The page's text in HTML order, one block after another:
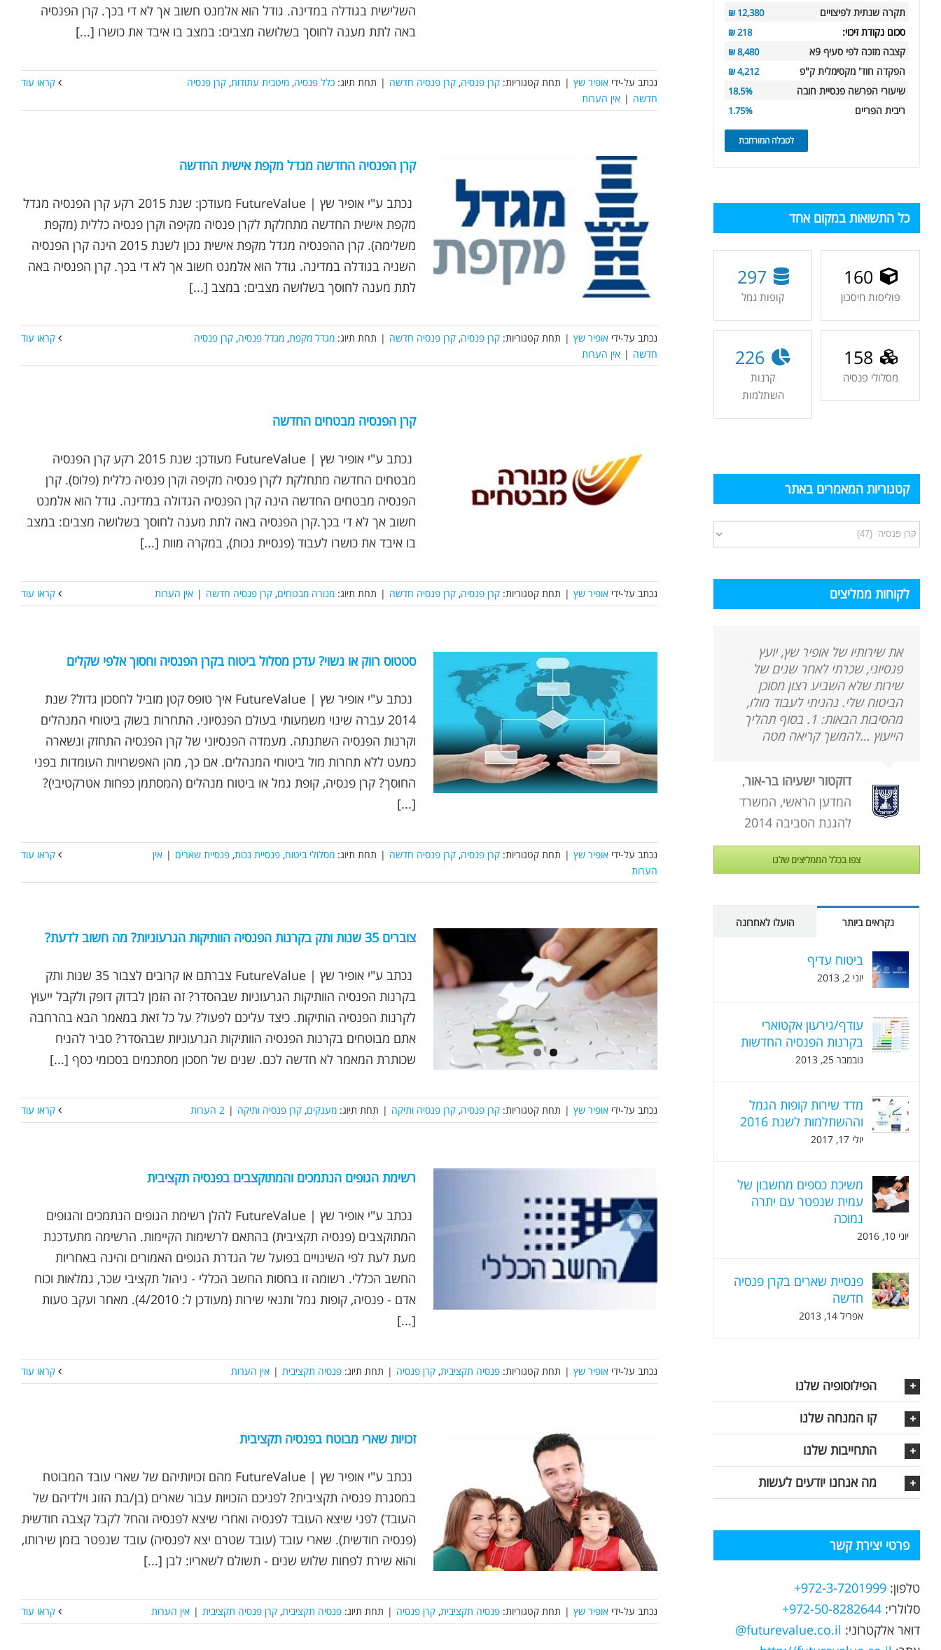
השלישית בגודלה במדינה. גודל הוא אלמנט חשוב אך לא די בכך. קרן הפנסיה
באה לתת מענה לחוסך בשלושה מצבים: במצב בו איבד את כושרו [...]
נכתב על-ידיאופיר שץ | תחת קטגוריות:קרן פנסיה,קרן פנסיה חדשה | תחת תיוג:כלל פנסיה,מיטבית עתודות,קרן פנסיה
חדשה | אין הערות
קראו עוד
קרן הפנסיה החדשה מגדל מקפת אישית החדשה
נכתב ע"י אופיר שץ | FutureValue מעודכן: שנת 2015 רקע קרן הפנסיה מגדל
מקפת אישית החדשה מתחלקת לקרן פנסיה מקיפה וקרן פנסיה כללית (מקפת
משלימה). קרן ההפנסיה מגדל מקפת אישית נכון לשנת 2015 הינה קרן הפנסיה
השניה בגודלה במדינה. גודל הוא אלמנט חשוב אך לא די בכך. קרן הפנסיה באה
לתת מענה לחוסך בשלושה מצבים: במצב [...]
נכתב על-ידיאופיר שץ | תחת קטגוריות:קרן פנסיה,קרן פנסיה חדשה | תחת תיוג:מגדל מקפת,מגדל פנסיה,קרן פנסיה
חדשה | אין הערות
קראו עוד
קרן הפנסיה מבטחים החדשה
נכתב ע"י אופיר שץ | FutureValue מעודכן: שנת 2015 רקע קרן הפנסיה
מבטחים החדשה מתחלקת לקרן פנסיה מקיפה וקרן פנסיה כללית (פלוס). קרן
הפנסיה מבטחים החדשה הינה קרן הפנסיה הגדולה במדינה. גודל הוא אלמנט
חשוב אך לא די בכך.קרן הפנסיה באה לתת מענה לחוסך בשלושה מצבים: במצב
בו איבד את כושרו לעבוד (פנסיית נכות), במקרה מוות [...]
נכתב על-ידיאופיר שץ | תחת קטגוריות:קרן פנסיה,קרן פנסיה חדשה | תחת תיוג:מנורה מבטחים,קרן פנסיה חדשה | אין הערות קראו עוד
סטטוס רווק או נשוי? עדכן מסלול ביטוח בקרן הפנסיה וחסוך אלפי שקלים
נכתב ע"י אופיר שץ | FutureValue איך טופס קטן מוביל לחסכון גדול? שנת
2014 עברה שינוי משמעותי בעולם הפנסיוני. התחרות בשוק ביטוחי המנהלים
וקרנות הפנסיה השתנתה. מעמדה הפנסיוני של קרן הפנסיה התחזק ונשארה
כמעט ללא תחרות מול ביטוחי המנהלים. אם כך, מהן האפשרויות העומדות בפני
החוסך? קרן פנסיה, קופת גמל או ביטוח מנהלים (המסתמן כפחות אטרקטיבי)?
[...]
נכתב על-ידיאופיר שץ | תחת קטגוריות:קרן פנסיה,קרן פנסיה חדשה | תחת תיוג:מסלולי ביטוח,פנסיית נכות,פנסיית שארים | אין
הערות
קראו עוד
צוברים 35 שנות ותק בקרנות הפנסיה הוותיקות הגרעוניות? מה חשוב לדעת?
נכתב ע"י אופיר שץ | FutureValue צברתם או קרובים לצבור 35 שנות ותק
בקרנות הפנסיה הוותיקות הגרעוניות שבהסדר? זה הזמן לבדוק דופק ולקבל ייעוץ
לקרנות הפנסיה הותיקות. כיצד עליכם לפעול? על כל זאת במאמר הבא בהרחבה
אתם מבוטחים בקרנות הפנסיה הוותיקות הגרעוניות שבהסדר? סביר להניח
שכותרת המאמר לא חדשה לכם. שנים של חסכון מסתכמים בסכומי כסף [...]
נכתב על-ידיאופיר שץ | תחת קטגוריות:קרן פנסיה,קרן פנסיה ותיקה | תחת תיוג:מענקים,קרן פנסיה ותיקה | 2 הערות קראו עוד
רשימת הגופים הנתמכים והמתוקצבים בפנסיה תקציבית
נכתב ע"י אופיר שץ | FutureValue להלן רשימת הגופים הנתמכים והגופים
המתוקצבים (פנסיה תקציבית) בהתאם לרשימות הקיימות. הרשימה מתעדכנת
מעת לעת לפי השינויים בפועל של הגדרת הגופים האמורים והינה באחריות
החשב הכללי. רשומה זו בחסות החשב הכללי - ניהול תקציבי שכר, גמלאות וכוח
אדם - פנסיה, קופות גמל ותנאי שירות (מעודכן ל: 4/2010). מאחר ועקב טעות
[...]
נכתב על-ידיאופיר שץ | תחת קטגוריות:פנסיה תקציבית,קרן פנסיה | תחת תיוג:פנסיה תקציבית | אין הערות קראו עוד
זכויות שארי מבוטח בפנסיה תקציבית
נכתב ע"י אופיר שץ | FutureValue מהם זכויותיהם של שארי עובד המבוטח
במסגרת פנסיה תקציבית? לפניכם הזכויות עבור שארים (בן/בת הזוג וילדיהם של
העובד) לפני שיצא העובד לפנסיה ואחרי שיצא לפנסיה והחל לקבל קצבה חודשית
(פנסיה חודשית). שארי עובד (עובד שטרם יצא לפנסיה) עובד שנפטר בזמן שירותו,
והוא שירת לפחות שלוש שנים - תשולם לשאריו: לבן [...]
נכתב על-ידיאופיר שץ | תחת קטגוריות:פנסיה תקציבית,קרן פנסיה | תחת תיוג:פנסיה תקציבית,קרן פנסיה תקציבית | אין הערות קראו עוד
תקרה שנתית לפיצויים 12,380 ₪
סכום נקודת זיכוי: 218 ₪
קצבה מזכה לפי סעיף 9א 8,480 ₪
הפקדה חוד' מקסימלית ק"פ 4,212 ₪
שיעורי הפרשה פנסיית חובה 18.5%
ריבית הפריים 1.75%
לטבלה המורחבת
כל התשואות במקום אחד
160
פוליסות חיסכון
158
מסלולי פנסיה
297
קופות גמל
226
קרנות
השתלמות
קטגוריות המאמרים באתר
קטגוריות
המאמרים
לקוחות ממליצים
את שירותיו של אופיר שץ, יועץ
פנסיוני, שכרתי לאחר שנים של
שירות שלא השביע רצון מסוכן
הביטוח שלי. נהניתי לעבוד מולו,
מהסיבות הבאות: 1. בסוף תהליך
הייעוץ …להמשך קריאה מטה
דוקטור ישעיהו בר-אור,
המדען הראשי, המשרד
להגנת הסביבה 2014
צפו בכלל הממליצים שלנו
נקראים ביותר הועלו לאחרונה
ביטוח עדיף
יוני 2, 2013
עודף/גירעון אקטוארי
בקרנות הפנסיה החדשות
נובמבר 25, 2013
מדד שירות קופות הגמל
וההשתלמות לשנת 2016
יולי 17, 2017
משיכת כספים מחשבון של
עמית שנפטר עם יתרה
נמוכה
יוני 10, 2016
פנסיית שארים בקרן פנסיה
חדשה
אפריל 14, 2013
הפילוסופיה שלנו
קו המנחה שלנו
התחייבות שלנו
מה אנחנו יודעים לעשות
פרטי יצירת קשר
טלפון: 972-3-7201999+
סלולרי: 972-50-8282644+
דואר אלקטרוני: futurevalue.co.il@